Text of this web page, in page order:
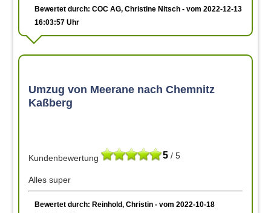
Bewertet durch: COC AG, Christine Nitsch - vom 2022-12-13
16:03:57 Uhr
Umzug von Meerane nach Chemnitz
Kaßberg
5 / 5
Kundenbewertung
Alles super
Bewertet durch: Reinhold, Christin - vom 2022-10-18